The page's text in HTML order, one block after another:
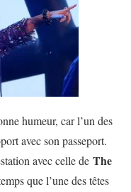
humeur, car l’un des
avec son passeport.
avec celle de The
que l’une des têtes